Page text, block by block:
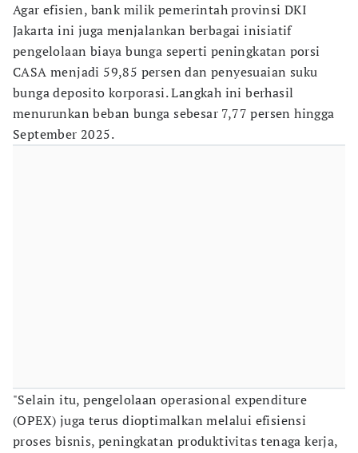
Agar efisien, bank milik pemerintah provinsi DKI
Jakarta ini juga menjalankan berbagai inisiatif
pengelolaan biaya bunga seperti peningkatan porsi
CASA menjadi 59,85 persen dan penyesuaian suku
bunga deposito korporasi. Langkah ini berhasil
menurunkan beban bunga sebesar 7,77 persen hingga
September 2025.
"Selain itu, pengelolaan operasional expenditure
(OPEX) juga terus dioptimalkan melalui efisiensi
proses bisnis, peningkatan produktivitas tenaga kerja,